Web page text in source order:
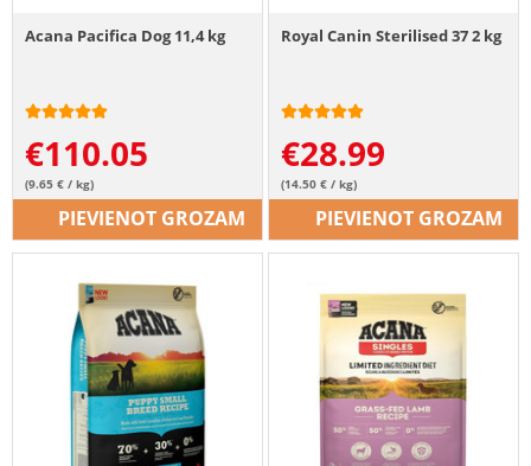
Acana Pacifica Dog 11,4 kg
€110.05
(9.65 € / kg)
PIEVIENOT GROZAM
Royal Canin Sterilised 37 2 kg
€28.99
(14.50 € / kg)
PIEVIENOT GROZAM